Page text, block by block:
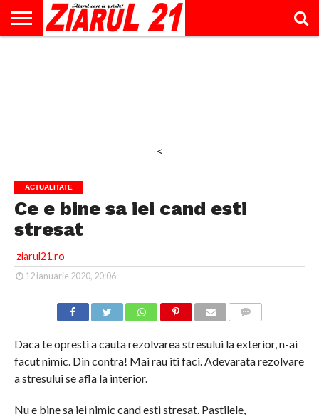
<
ACTUALITATE
Ce e bine sa iei cand esti
stresat
ziarul21.ro
12 ianuarie 2020, 20:06
Daca te opresti a cauta rezolvarea stresului la exterior, n-ai
facut nimic. Din contra! Mai rau iti faci. Adevarata rezolvare
a stresului se afla la interior.
Nu e bine sa iei nimic cand esti stresat. Pastilele,